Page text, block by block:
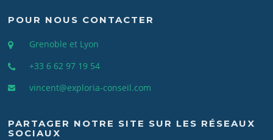
POUR NOUS CONTACTER
Grenoble et Lyon
+33 6 62 97 19 54
vincent@exploria-conseil.com
PARTAGER NOTRE SITE SUR LES RÉSEAUX
SOCIAUX